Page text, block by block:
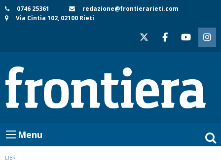
Skip
to
0746 25361
redazione@frontierarieti.com
Via Cintia 102, 02100 Rieti
Menu
LIBRI